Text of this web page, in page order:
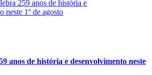
anos de história e desenvolvimento neste